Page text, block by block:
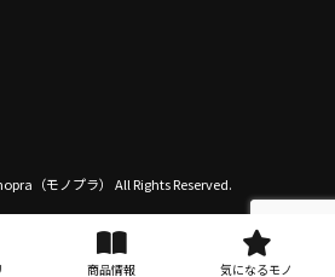
（モノプラ） All Rights Reserved.
商品情報 気になるモノ